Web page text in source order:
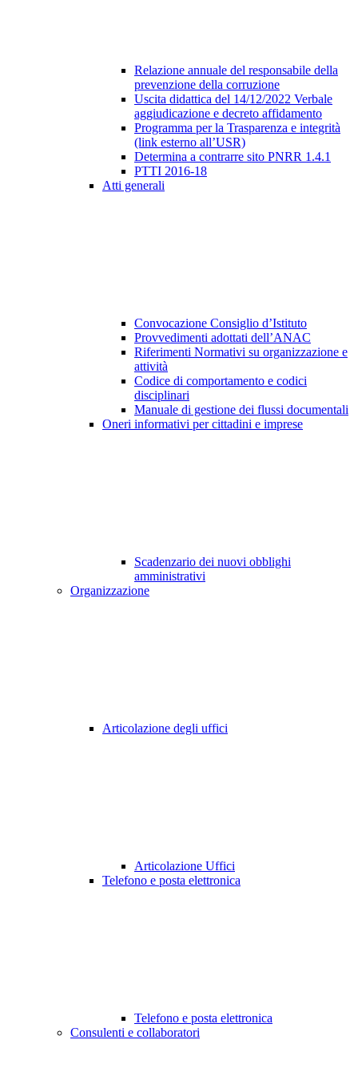
Relazione annuale del responsabile della
prevenzione della corruzione
Uscita didattica del 14/12/2022 Verbale
aggiudicazione e decreto affidamento
Programma per la Trasparenza e integrità
(link esterno all’USR)
Determina a contrarre sito PNRR 1.4.1
PTTI 2016-18
Atti generali
Convocazione Consiglio d’Istituto
Provvedimenti adottati dell’ANAC
Riferimenti Normativi su organizzazione e
attività
Codice di comportamento e codici
disciplinari
Manuale di gestione dei flussi documentali
Oneri informativi per cittadini e imprese
Scadenzario dei nuovi obblighi
amministrativi
Organizzazione
Articolazione degli uffici
Articolazione Uffici
Telefono e posta elettronica
Telefono e posta elettronica
Consulenti e collaboratori